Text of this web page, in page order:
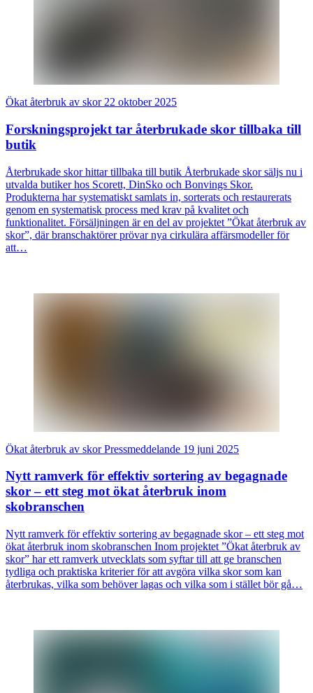
Ökat återbruk av skor 22 oktober 2025
Forskningsprojekt tar återbrukade skor tillbaka till
butik
Återbrukade skor hittar tillbaka till butik Återbrukade skor säljs nu i
utvalda butiker hos Scorett, DinSko och Bonvings Skor.
Produkterna har systematiskt samlats in, sorterats och restaurerats
genom en systematisk process med krav på kvalitet och
funktionalitet. Försäljningen är en del av projektet ”Ökat återbruk av
skor” , där branschaktörer prövar nya cirkulära affärsmodeller för
att…
Ökat återbruk av skor Pressmeddelande 19 juni 2025
Nytt ramverk för effektiv sortering av begagnade
skor – ett steg mot ökat återbruk inom
skobranschen
Nytt ramverk för effektiv sortering av begagnade skor – ett steg mot
ökat återbruk inom skobranschen Inom projektet ”Ökat återbruk av
skor” har ett ramverk utvecklats som syftar till att ge branschen
tydliga och praktiska kriterier för att avgöra vilka skor som kan
återbrukas, vilka som behöver lagas och vilka som i stället bör gå…